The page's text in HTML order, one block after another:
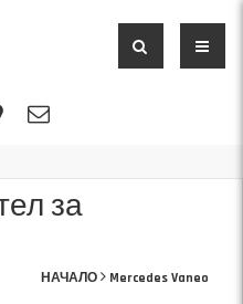
за
НАЧАЛО Mercedes Vaneo